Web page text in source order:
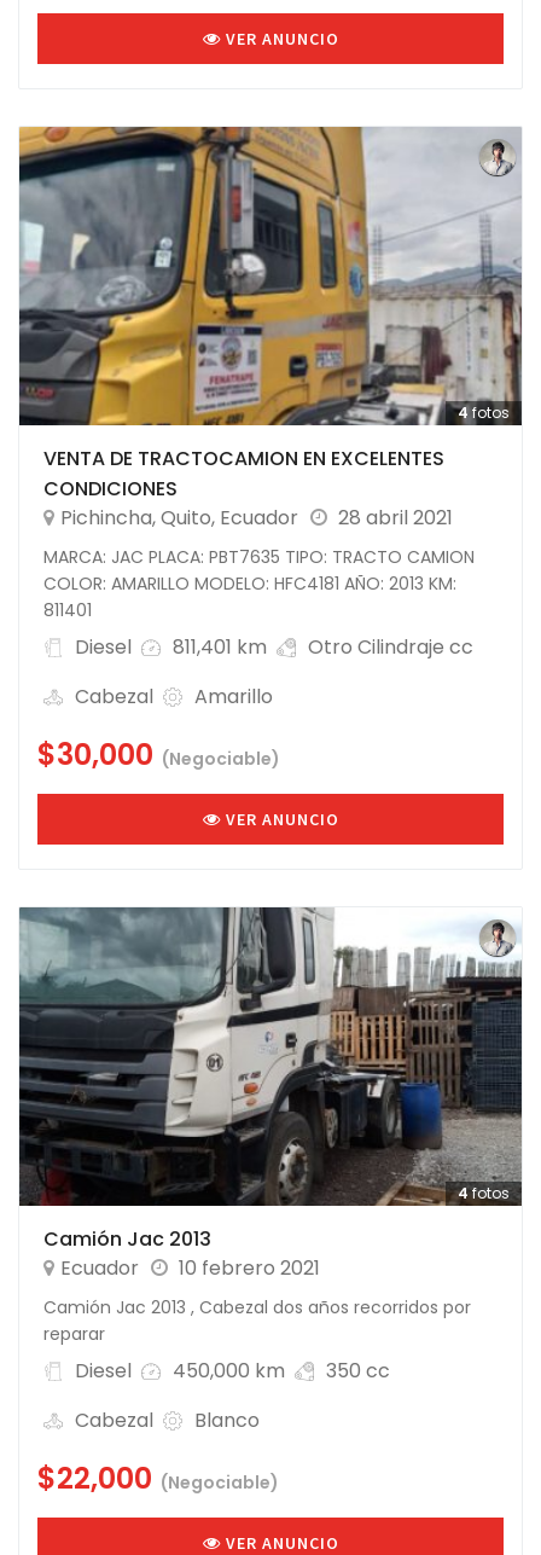
VER ANUNCIO
4fotos
VENTA DE TRACTOCAMION EN EXCELENTES
CONDICIONES
Pichincha,Quito, Ecuador 28 abril 2021
MARCA: JAC PLACA: PBT7635 TIPO: TRACTO CAMION
COLOR: AMARILLO MODELO: HFC4181 AÑO: 2013 KM:
811401
Diesel 811,401 km
Otro Cilindraje cc
Cabezal
Amarillo
$30,000 (Negociable)
VER ANUNCIO
4fotos
Camión Jac 2013
Ecuador
10 febrero 2021
Camión Jac 2013 , Cabezal dos años recorridos por
reparar
Diesel 450,000 km
350 cc
Cabezal
Blanco
$22,000 (Negociable)
VER ANUNCIO